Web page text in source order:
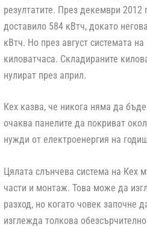
резултатите. През декември 2012
доставило 584 кВтч, докато
кВтч. Но през август системата
киловатчаса. Складираните
нулират през април.
Кех казва, че никога няма да
очаква панелите да покриват
нужди от електроенергия на
Цялата слънчева система на Кех
части и монтаж. Това може да
разход, но когато човек започне
изглежда толкова